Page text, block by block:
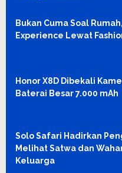
Bukan Cuma Soal
Experience Lewat
Honor X8D Dibekali
Baterai Besar 7.000 mAh
Solo Safari Hadirkan
Melihat Satwa dan
Keluarga